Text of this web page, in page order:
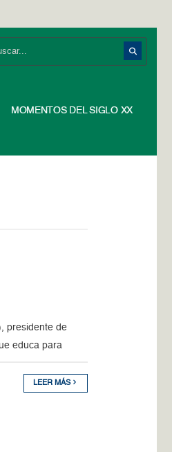
MOMENTOS DEL SIGLO XX
presidente de
educa para
LEER MÁS